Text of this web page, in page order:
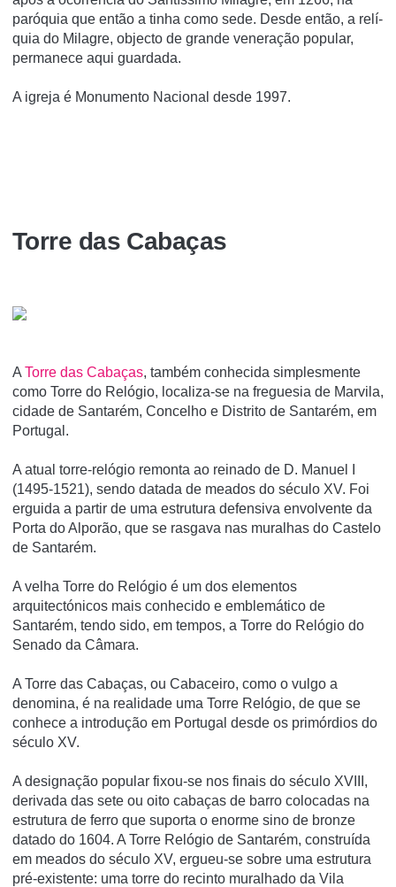
paróquia que então a tinha como sede. Desde então, a relí­
quia do Milagre, objecto de grande veneração popular,
permanece aqui guardada.
A igreja é Monumento Nacional desde 1997.
Torre das Cabaças
A Torre das Cabaças, também conhecida simplesmente
como Torre do Relógio, localiza-se na freguesia de Marvila,
cidade de Santarém, Concelho e Distrito de Santarém, em
Portugal.
A atual torre-relógio remonta ao reinado de D. Manuel I
(1495-1521), sendo datada de meados do século XV. Foi
erguida a partir de uma estrutura defensiva envolvente da
Porta do Alporão, que se rasgava nas muralhas do Castelo
de Santarém.
A velha Torre do Relógio é um dos elementos
arquitectónicos mais conhecido e emblemático de
Santarém, tendo sido, em tempos, a Torre do Relógio do
Senado da Câmara.
A Torre das Cabaças, ou Cabaceiro, como o vulgo a
denomina, é na realidade uma Torre Relógio, de que se
conhece a introdução em Portugal desde os primórdios do
século XV.
A designação popular fixou-se nos finais do século XVIII,
derivada das sete ou oito cabaças de barro colocadas na
estrutura de ferro que suporta o enorme sino de bronze
datado do 1604. A Torre Relógio de Santarém, construída
em meados do século XV, ergueu-se sobre uma estrutura
pré-existente: uma torre do recinto muralhado da Vila